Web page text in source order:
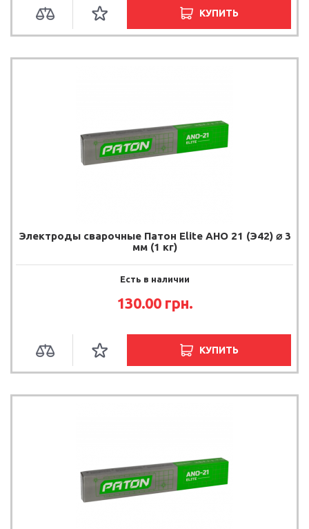
КУПИТЬ
Электроды сварочные Патон Elite АНО 21 (Э42) ⌀ 3
мм (1 кг)
Есть в наличии
130.00 грн.
КУПИТЬ